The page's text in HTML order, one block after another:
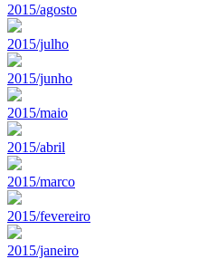
2015/agosto
2015/julho
2015/junho
2015/maio
2015/abril
2015/marco
2015/fevereiro
2015/janeiro